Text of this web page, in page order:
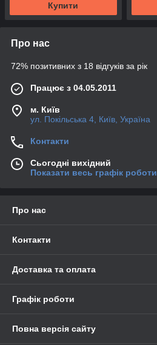
Купити
Про нас
72% позитивних з 18 відгуків за рік
Працює з 04.05.2011
м. Київ
ул. Покільська 4, Київ, Україна
Контакти
Сьогодні вихідний
Показати весь графік роботи
Про нас
Контакти
Доставка та оплата
Графік роботи
Повна версія сайту